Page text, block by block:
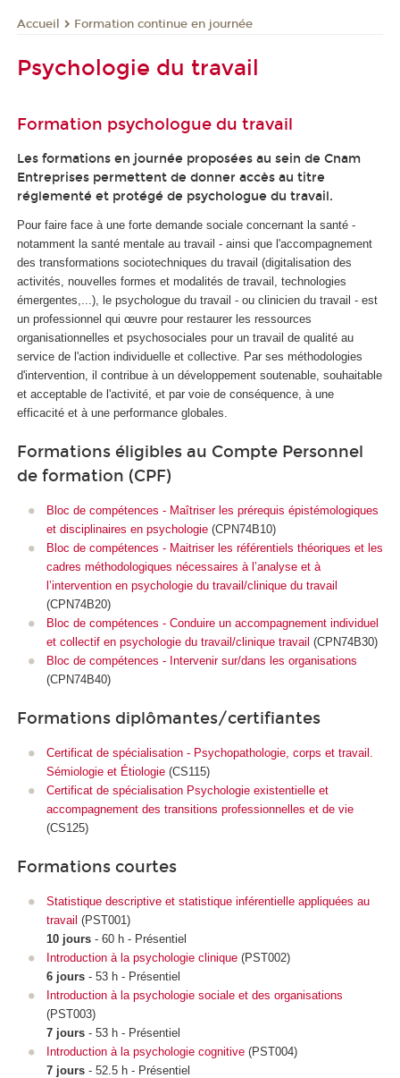
Accueil Formation continue en journée
Psychologie du travail
Formation psychologue du travail
Les formations en journée proposées au sein de Cnam
Entreprises permettent de donner accès au titre
réglementé et protégé de psychologue du travail.
Pour faire face à une forte demande sociale concernant la santé -
notamment la santé mentale au travail - ainsi que l'accompagnement
des transformations sociotechniques du travail (digitalisation des
activités, nouvelles formes et modalités de travail, technologies
émergentes,...), le psychologue du travail - ou clinicien du travail - est
un professionnel qui œuvre pour restaurer les ressources
organisationnelles et psychosociales pour un travail de qualité au
service de l'action individuelle et collective. Par ses méthodologies
d'intervention, il contribue à un développement soutenable, souhaitable
et acceptable de l'activité, et par voie de conséquence, à une
efficacité et à une performance globales.
Formations éligibles au Compte Personnel
de formation (CPF)
Bloc de compétences - Maîtriser les prérequis épistémologiques
et disciplinaires en psychologie(CPN74B10)
Bloc de compétences - Maitriser les référentiels théoriques et les
cadres méthodologiques nécessaires à l’analyse et à
l’intervention en psychologie du travail/clinique du travail
(CPN74B20)
Bloc de compétences - Conduire un accompagnement individuel
et collectif en psychologie du travail/clinique travail (CPN74B30)
Bloc de compétences - Intervenir sur/dans les organisations
(CPN74B40)
Formations diplômantes/certifiantes
Certificat de spécialisation - Psychopathologie, corps et travail.
Sémiologie et Étiologie(CS115)
Certificat de spécialisation Psychologie existentielle et
accompagnement des transitions professionnelles et de vie
(CS125)
Formations courtes
Statistique descriptive et statistique inférentielle appliquées au
travail (PST001)
10 jours - 60 h - Présentiel
Introduction à la psychologie clinique(PST002)
6 jours - 53 h - Présentiel
Introduction à la psychologie sociale et des organisations
(PST003)
7 jours - 53 h - Présentiel
Introduction à la psychologie cognitive(PST004)
7 jours - 52.5 h - Présentiel